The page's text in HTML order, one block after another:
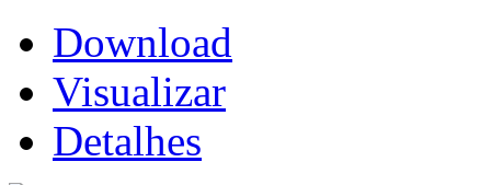
Download
Visualizar
Detalhes